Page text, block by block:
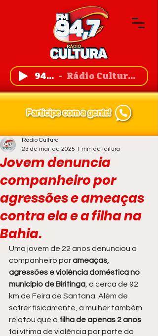
94,7 FM Rádio Cultura de Guanambi
Jovem denuncia
companheiro por
agressões e ameaças
contra ela e a filha na
Bahia.
Rádio Cultura
23 de mai. de 2025 1 min de leitura
Uma jovem de 22 anos denunciou o
companheiro por ameaças,
agressões e violência doméstica no
município de Biritinga , a cerca de 92
km de Feira de Santana. Além de
sofrer fisicamente, a mulher também
relatou que a filha de apenas 2 anos
foi vítima de violência por parte do